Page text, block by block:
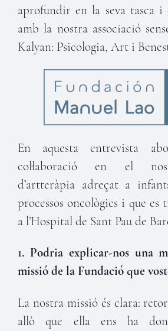
aprofundir en la seva tasca i
amb la nostra associació
Kalyan: Psicologia, Art i
En aquesta entrevista
col·laboració en el
d’artteràpia adreçat a
processos oncològics i que es
a l’Hospital de Sant Pau de
1. Podria explicar-nos una
missió de la Fundació que
La nostra missió és clara:
allò que ella ens ha